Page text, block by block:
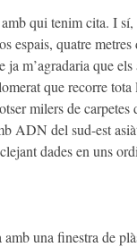
qui tenim cita. I
espais, quatre
m’agradaria que
que recorre tota
milers de carpetes
ADN del sud-est
dades en uns
una finestra de